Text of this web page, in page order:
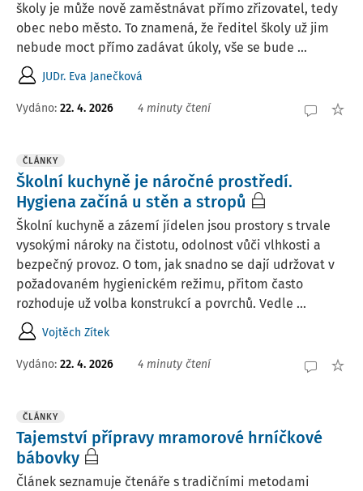
školy je může nově zaměstnávat přímo zřizovatel, tedy
obec nebo město. To znamená, že ředitel školy už jim
nebude moct přímo zadávat úkoly, vše se bude ...
JUDr. Eva Janečková
Vydáno: 22. 4. 2026 4 minuty čtení
ČLÁNKY
Školní kuchyně je náročné prostředí.
Hygiena začíná u stěn a stropů
Školní kuchyně a zázemí jídelen jsou prostory s trvale
vysokými nároky na čistotu, odolnost vůči vlhkosti a
bezpečný provoz. O tom, jak snadno se dají udržovat v
požadovaném hygienickém režimu, přitom často
rozhoduje už volba konstrukcí a povrchů. Vedle ...
Vojtěch Zítek
Vydáno: 22. 4. 2026 4 minuty čtení
ČLÁNKY
Tajemství přípravy mramorové hrníčkové
bábovky
Článek seznamuje čtenáře s tradičními metodami